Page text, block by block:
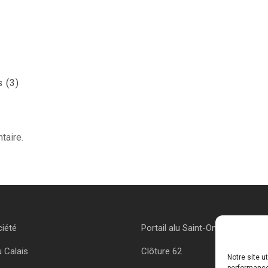
Notre site
(3)
Calais
Portail alu Saint-Omer
Clôture 62